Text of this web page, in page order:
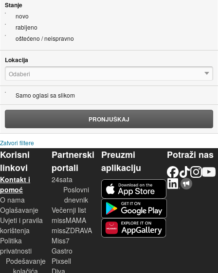
Stanje
novo
rabljeno
oštećeno / neispravno
Lokacija
Odaberi
Samo oglasi sa slikom
PRONJUŠKAJ
Zatvori filtere
Korisni
linkovi
Kontakt i
pomoć
O nama
Oglašavanje
Uvjeti i pravila
korištenja
Politika
privatnosti
Podešavanje
Partnerski
portali
24sata
Poslovni
dnevnik
Večernji list
missMAMA
missZDRAVA
Miss7
Gastro
Pixsell
Preuzmi
aplikaciju
Potraži nas